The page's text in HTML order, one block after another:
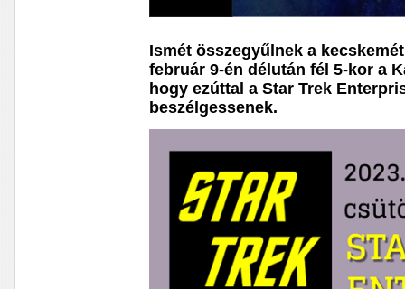
Ismét összegyűlnek a
február 9-én délután fél 5-kor a
hogy ezúttal a Star Trek
beszélgessenek.